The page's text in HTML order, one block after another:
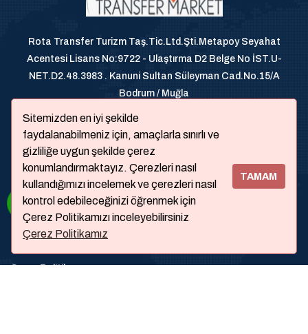
Sitemizden en iyi şekilde
faydalanabilmeniz için, amaçlarla sınırlı ve
gizliliğe uygun şekilde çerez
konumlandırmaktayız. Çerezleri nasıl
kullandığımızı incelemek ve çerezleri nasıl
kontrol edebileceğinizi öğrenmek için
Çerez Politikamızı inceleyebilirsiniz
Çerez Politikamız
TAMAM
Rota Transfer Turizm Taş.Tic.Ltd.Şti.Metapoy Seyahat
Acentesi Lisans No:9722 - Ulaştırma D2 Belge No İST.U-
NET.D2.48.3983 . Kanuni Sultan Süleyman Cad.No.15/A
Bodrum / Muğla
+905326200070
Çerez Politikası